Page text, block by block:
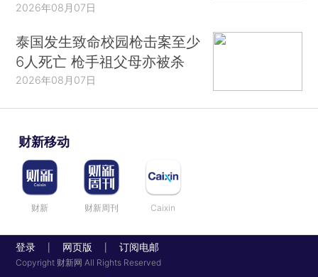
2026年08月07日
泰国发生致命校园枪击案至少
6人死亡 枪手祖父母亦被杀
2026年08月07日
财新移动
财新 财新周刊 Caixin
登录 网页版 订阅电邮
Copyright 财新网 All Rights Reserved